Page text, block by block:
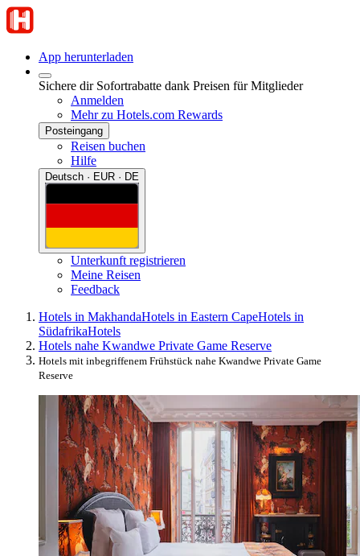
App herunterladen
Sichere dir Sofortrabatte dank Preisen für Mitglieder
Anmelden
Mehr zu Hotels.com Rewards
Posteingang
Reisen buchen
Hilfe
Deutsch · EUR · DE
Unterkunft registrieren
Meine Reisen
Feedback
Hotels in MakhandaHotels in Eastern CapeHotels in
SüdafrikaHotels
Hotels nahe Kwandwe Private Game Reserve
Hotels mit inbegriffenem Frühstück nahe Kwandwe Private Game
Reserve